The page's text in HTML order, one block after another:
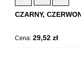
CZARNY,
Cena: 29,52 zł